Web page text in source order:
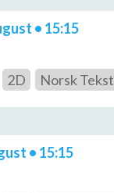
• 15:15
2D Norsk Tekst
• 15:15